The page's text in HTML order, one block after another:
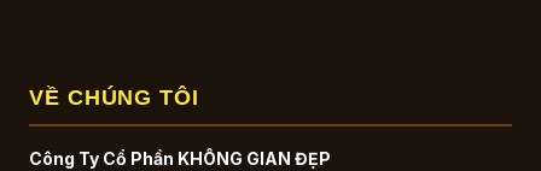
VỀ CHÚNG TÔI
Công Ty Cổ Phần KHÔNG GIAN ĐẸP